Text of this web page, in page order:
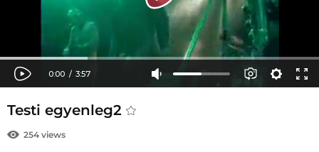
Testi egyenleg2
254 views